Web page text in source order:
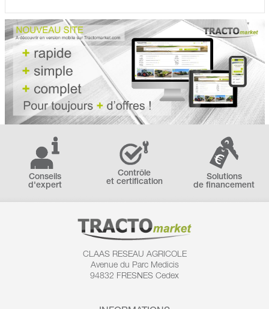
Conseils
d'expert
Contrôle
et certification
Solutions
de financement
CLAAS RESEAU AGRICOLE
Avenue du Parc Medicis
94832 FRESNES Cedex